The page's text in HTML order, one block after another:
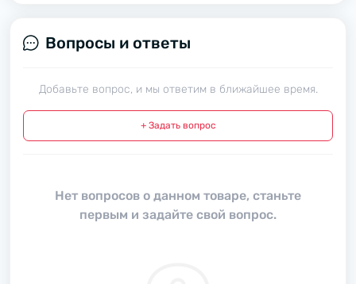
Вопросы и ответы
Добавьте вопрос, и мы ответим в ближайшее время.
+ Задать вопрос
Нет вопросов о данном товаре, станьте
первым и задайте свой вопрос.